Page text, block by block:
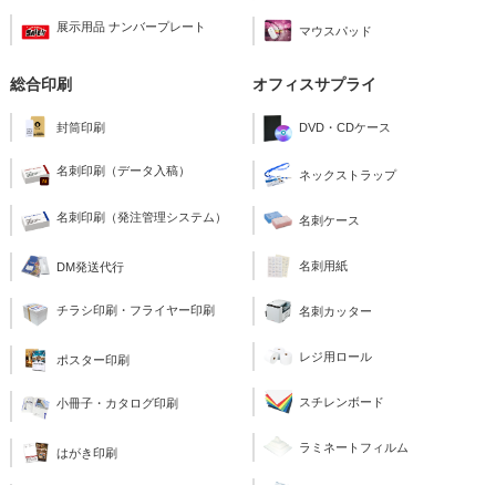
展示用品 ナンバープレート マウスパッド
総合印刷
封筒印刷
名刺印刷（データ入稿）
名刺印刷（発注管理システム）
DM発送代行
チラシ印刷・フライヤー印刷
ポスター印刷
小冊子・カタログ印刷
はがき印刷
オフィスサプライ
DVD・CDケース
ネックストラップ
名刺ケース
名刺用紙
名刺カッター
レジ用ロール
スチレンボード
ラミネートフィルム